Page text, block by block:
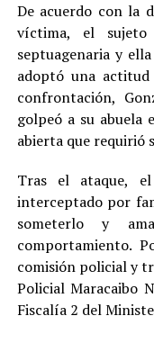
De acuerdo con la
víctima, el
septuagenaria y
adoptó una
confrontación,
golpeó a su abuela
abierta que requirió
Tras el ataque,
interceptado por
someterlo y
comportamiento.
comisión policial y
Policial Maracaibo
Fiscalía 2 del